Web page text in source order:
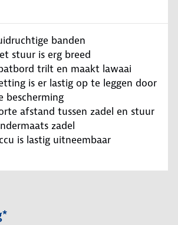
banden
stuur is erg breed
trilt en maakt lawaai
is er lastig op te leggen door
bescherming
afstand tussen zadel en stuur
zadel
is lastig uitneembaar